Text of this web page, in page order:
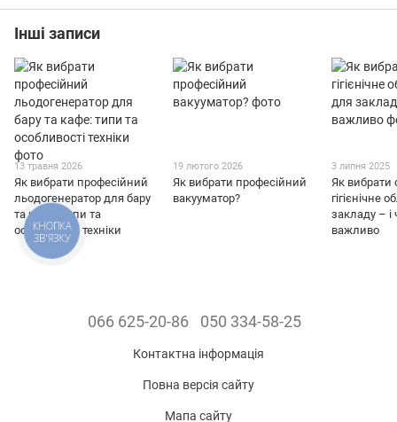
Інші записи
13 травня 2026
Як вибрати професійний
льодогенератор для бару
та кафе: типи та
особливості техніки
19 лютого 2026
Як вибрати професійний
вакууматор?
3 липня 2025
Як вибрати
гігієнічне
закладу – і
важливо
066 625-20-86 050 334-58-25
Контактна інформація
Повна версія сайту
Мапа сайту
КНОПКА
ЗВ'ЯЗКУ